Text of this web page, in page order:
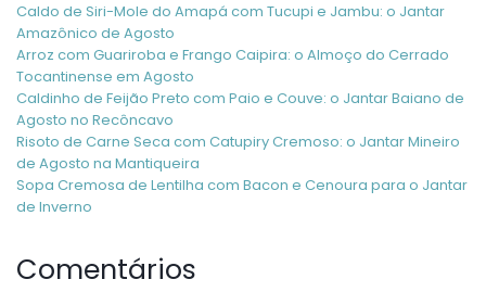
Caldo de Siri-Mole do Amapá com Tucupi e Jambu: o Jantar
Amazônico de Agosto
Arroz com Guariroba e Frango Caipira: o Almoço do Cerrado
Tocantinense em Agosto
Caldinho de Feijão Preto com Paio e Couve: o Jantar Baiano de
Agosto no Recôncavo
Risoto de Carne Seca com Catupiry Cremoso: o Jantar Mineiro
de Agosto na Mantiqueira
Sopa Cremosa de Lentilha com Bacon e Cenoura para o Jantar
de Inverno
Comentários